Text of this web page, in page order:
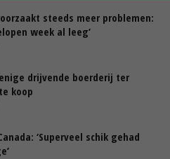
steeds meer problemen:
week al leeg’
drijvende boerderij ter
koop
‘Superveel schik gehad